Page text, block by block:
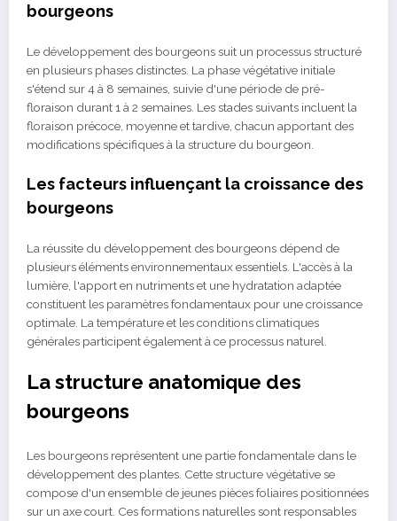
bourgeons
Le développement des bourgeons suit un processus structuré
en plusieurs phases distinctes. La phase végétative initiale
s'étend sur 4 à 8 semaines, suivie d'une période de pré-
floraison durant 1 à 2 semaines. Les stades suivants incluent la
floraison précoce, moyenne et tardive, chacun apportant des
modifications spécifiques à la structure du bourgeon.
Les facteurs influençant la croissance des
bourgeons
La réussite du développement des bourgeons dépend de
plusieurs éléments environnementaux essentiels. L'accès à la
lumière, l'apport en nutriments et une hydratation adaptée
constituent les paramètres fondamentaux pour une croissance
optimale. La température et les conditions climatiques
générales participent également à ce processus naturel.
La structure anatomique des
bourgeons
Les bourgeons représentent une partie fondamentale dans le
développement des plantes. Cette structure végétative se
compose d'un ensemble de jeunes pièces foliaires positionnées
sur un axe court. Ces formations naturelles sont responsables